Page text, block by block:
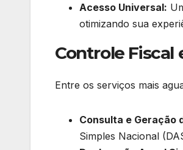
Acesso Universal:
otimizando sua
Controle
Entre os serviços mais
Consulta e Geração
Simples Nacional